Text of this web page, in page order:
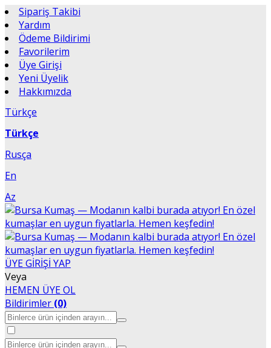
Sipariş Takibi
Yardım
Ödeme Bildirimi
Favorilerim
Üye Girişi
Yeni Üyelik
Hakkımızda
Türkçe
Türkçe
Rusça
En
Az
ÜYE GİRİŞİ YAP
Veya
HEMEN ÜYE OL
Bildirimler (0)